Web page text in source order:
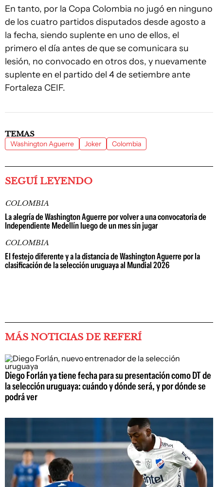
En tanto, por la Copa Colombia no jugó en ninguno
de los cuatro partidos disputados desde agosto a
la fecha, siendo suplente en uno de ellos, el
primero el día antes de que se comunicara su
lesión, no convocado en otros dos, y nuevamente
suplente en el partido del 4 de setiembre ante
Fortaleza CEIF.
TEMAS
Washington Aguerre Joker Colombia
SEGUÍ LEYENDO
COLOMBIA
La alegría de Washington Aguerre por volver a una convocatoria de
Independiente Medellín luego de un mes sin jugar
COLOMBIA
El festejo diferente y a la distancia de Washington Aguerre por la
clasificación de la selección uruguaya al Mundial 2026
MÁS NOTICIAS DE REFERÍ
Diego Forlán ya tiene fecha para su presentación como DT de
la selección uruguaya: cuándo y dónde será, y por dónde se
podrá ver